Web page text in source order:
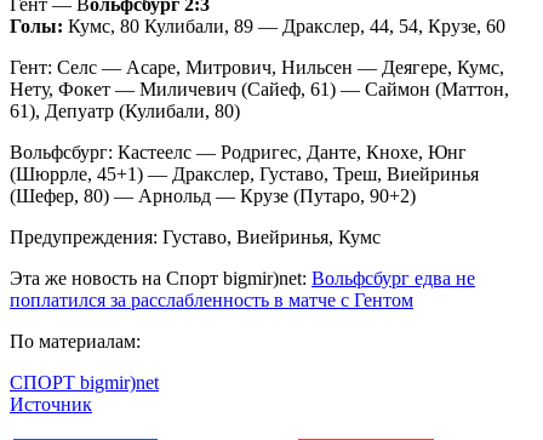
Голы: Кумс, 80 Кулибали, 89 — Дракслер, 44, 54, Крузе, 60
Гент: Селс — Асаре, Митрович, Нильсен — Деягере, Кумс,
Нету, Фокет — Миличевич (Сайеф, 61) — Саймон (Маттон,
61), Депуатр (Кулибали, 80)
Вольфсбург: Кастеелс — Родригес, Данте, Кнохе, Юнг
(Шюррле, 45+1) — Дракслер, Густаво, Треш, Виейринья
(Шефер, 80) — Арнольд — Крузе (Путаро, 90+2)
Предупреждения: Густаво, Виейринья, Кумс
Эта же новость на Спорт bigmir)net: Вольфсбург едва не
поплатился за расслабленность в матче с Гентом
По материалам:
СПОРТ bigmir)net
Источник